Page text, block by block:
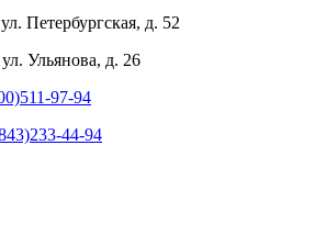
Петербургская, д. 52
Ульянова, д. 26
97-94
44-94